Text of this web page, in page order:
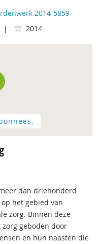
2014-5859
| 2014
dan driehonderd
het gebied van
zorg. Binnen deze
geboden door
en hun naasten die